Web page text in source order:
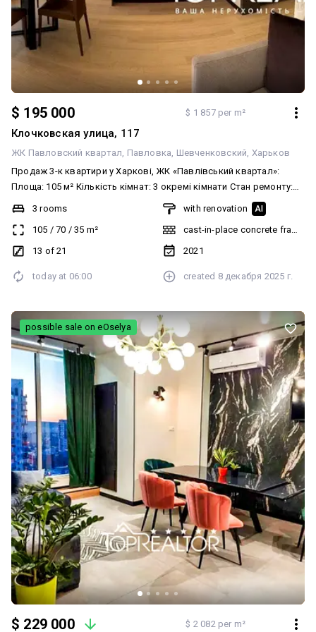
$ 195 000 $ 1 857 per m²
Клочковская улица, 117
ЖК Павловский квартал Павловка Шевченковский Харьков
Продаж 3-к квартири у Харкові, ЖК «Павлівський квартал»:
Площа: 105 м² Кількість кімнат: 3 окремі кімнати Стан ремонту:
Авторський проєкт Поверх: 13/21 Розташування: Харків, ЖК
«Павлівський квартал» у центральній частині міста. Поруч
супермаркети, кафе, банки, салони, лікарні. Ціна: 195 000 $
Телефон для деталей та перегляду: 066-335-65-60 Яна Код
Простора кухня-вітальня, 2 спальні у двір, 2 санвузли,
Комплекс бізнес-класу з відеоспостереженням, дворівневим
паркінгом, дитячим майданчиком.
3 rooms
105 /70 /35 m²
13 of 21
with renovation AI
cast-in-place concrete frame
2021
today at 06:00 created 8 декабря 2025 г.
$ 229 000 $ 2 082 per m²
possible sale on eOselya